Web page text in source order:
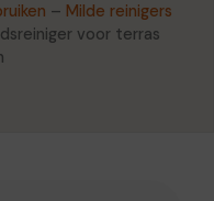
– Milde reinigers
voor terras